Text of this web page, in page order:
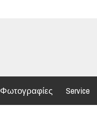
Φωτογραφίες Service